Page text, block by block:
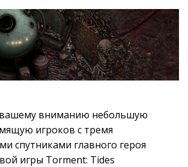
вниманию небольшую
игроков с тремя
спутниками главного героя
игры Torment: Tides